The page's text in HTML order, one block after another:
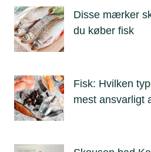
Disse mærker
du køber fisk
Fisk: Hvilken
mest ansvarligt